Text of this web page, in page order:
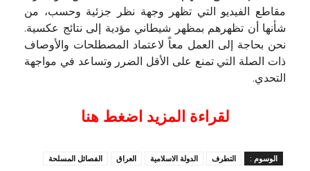
مقاطع الفيديو التي تظهر وجهة نظر جزئية وحسب، من
شأنها أن تظهرهم بمظهر شيطاني مؤدية إلى نتائج عكسية.
نحن بحاجة إلى العمل معاً لاعتماد المصطلحات والأوصاف
ذات الصلة التي تمنع على الأقل الضرر وتساعد في مواجهة
التحدي.
لقراءة المزيد اضغط هنا
الوسوم : التطرف الدولة الاسلامية العراق
الفصائل المسلحة